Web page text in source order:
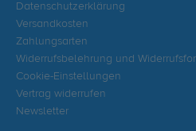
Datenschutzerklärung
Versandkosten
Zahlungsarten
Widerrufsbelehrung und
Cookie-Einstellungen
Vertrag widerrufen
Newsletter